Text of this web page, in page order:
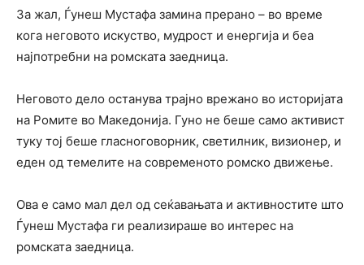
За жал, Ѓунеш Мустафа замина прерано – во време
кога неговото искуство, мудрост и енергија и беа
најпотребни на ромската заедница.
Неговото дело останува трајно врежано во историјата
на Ромите во Македонија. Гуно не беше само активист
туку тој беше гласноговорник, светилник, визионер, и
еден од темелите на современото ромско движење.
Ова е само мал дел од сеќавањата и активностите што
Ѓунеш Мустафа ги реализираше во интерес на
ромската заедница.